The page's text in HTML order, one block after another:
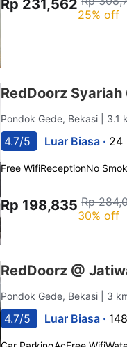
Rp 231,562
25% off
RedDoorz
Pondok Gede, Bekasi |
4.7/5 Luar Biasa · 24
Free WifiReceptionNo
Rp 198,835 Rp
30% off
RedDoorz @
Pondok Gede, Bekasi | 3
4.7/5 Luar Biasa ·